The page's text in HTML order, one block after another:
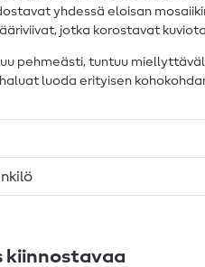
yhdessä eloisan
jotka korostavat
pehmeästi, tuntuu
luoda erityisen
kiinnostavaa